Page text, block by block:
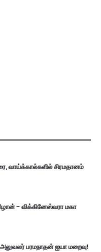
வாய்க்கால்களில் சிரமதானம்
- விக்கினேஸ்வரா மகா
அலுவலர் பரமநாதன் ஐயா மறைவு!